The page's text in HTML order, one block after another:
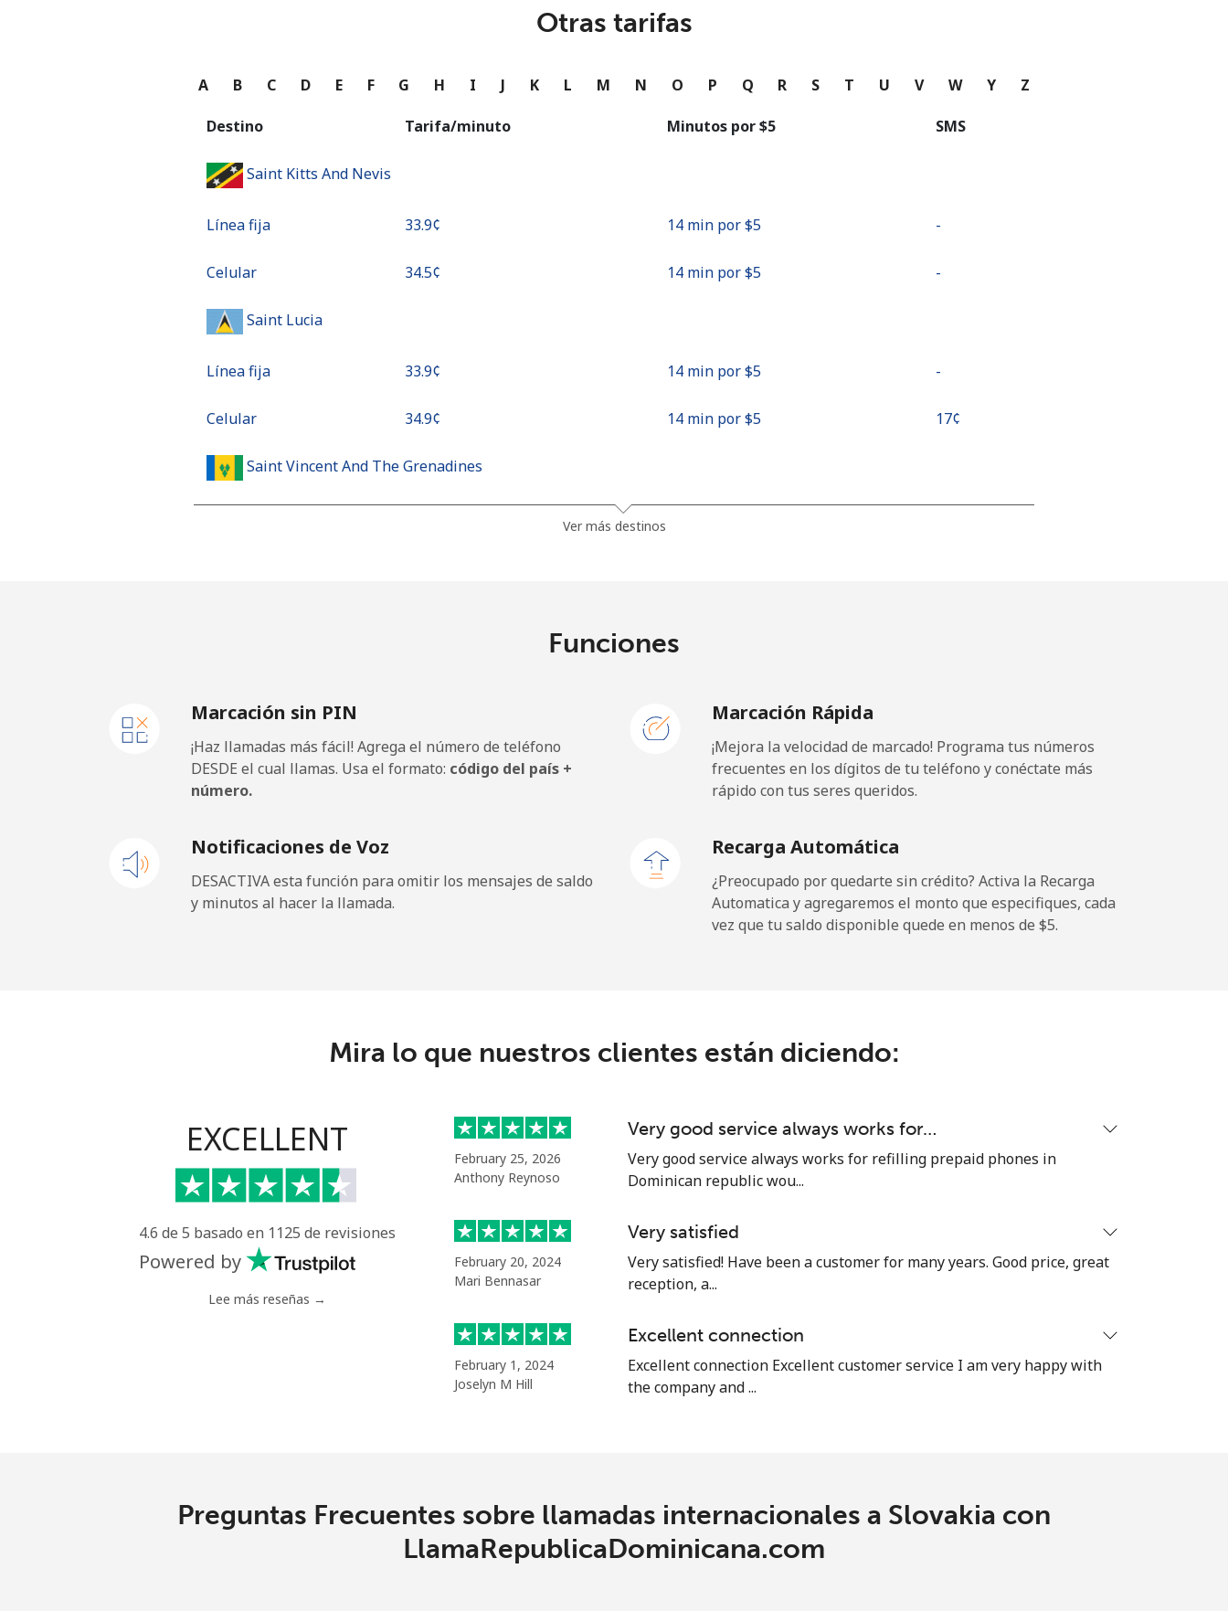
Continuar con
Otras tarifas
A B C D E F G H I J K L M N O P Q R S T U V W Y Z
Destino Tarifa/minuto Minutos por ⁦$5⁩ SMS
Saint Kitts And Nevis
Línea fija ⁦33.9¢⁩ 14 min por ⁦$5⁩ -
Celular ⁦34.5¢⁩ 14 min por ⁦$5⁩ -
Saint Lucia
Línea fija ⁦33.9¢⁩ 14 min por ⁦$5⁩ -
Celular ⁦34.9¢⁩ 14 min por ⁦$5⁩ ⁦17¢⁩
Saint Vincent And The Grenadines
Celular 3 min por ⁦$5⁩
San Marino
Celular 21 min por ⁦$5⁩
Sao Tome And Principe
⁦14.9¢⁩ 33 min por ⁦$5⁩
Senegal
Línea fija
Serbia
20 min por ⁦$5⁩
9 min por ⁦$5⁩
⁦87.5¢⁩ 5 min por ⁦$5⁩
Ver más destinos
Funciones
Marcación sin PIN
¡Haz llamadas más fácil! Agrega el número de teléfono
DESDE el cual llamas. Usa el formato: código del país +
número.
Marcación Rápida
¡Mejora la velocidad de marcado! Programa tus números
frecuentes en los dígitos de tu teléfono y conéctate más
rápido con tus seres queridos.
Notificaciones de Voz
DESACTIVA esta función para omitir los mensajes de saldo
y minutos al hacer la llamada.
Recarga Automática
¿Preocupado por quedarte sin crédito? Activa la Recarga
Automatica y agregaremos el monto que especifiques, cada
vez que tu saldo disponible quede en menos de ⁦$5⁩.
Mira lo que nuestros clientes están diciendo:
EXCELLENT
4.6 de 5 basado en 1125 de revisiones
Powered by
Lee más reseñas →
February 25, 2026
Anthony Reynoso
Very good service always works for…
Very good service always works for refilling prepaid phones in
Dominican republic wou...
February 20, 2024
Mari Bennasar
Very satisfied
Very satisfied! Have been a customer for many years. Good price, great
reception, a...
February 1, 2024
Joselyn M Hill
Excellent connection
Excellent connection Excellent customer service I am very happy with
the company and ...
Preguntas Frecuentes sobre llamadas internacionales a Slovakia con
LlamaRepublicaDominicana.com